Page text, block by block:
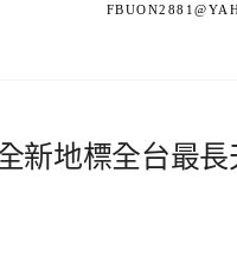
新地標全台最